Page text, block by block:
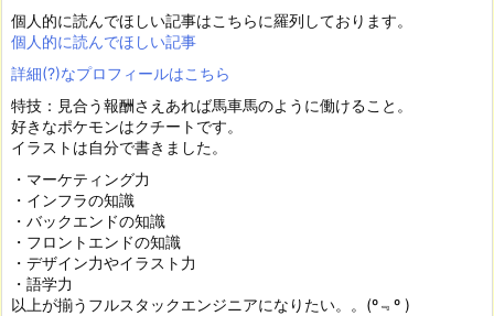
個人的に読んでほしい記事はこちらに羅列しております。
個人的に読んでほしい記事
詳細(?)なプロフィールはこちら
特技：見合う報酬さえあれば馬車馬のように働けること。
好きなポケモンはクチートです。
イラストは自分で書きました。
・マーケティング力
・インフラの知識
・バックエンドの知識
・フロントエンドの知識
・デザイン力やイラスト力
・語学力
以上が揃うフルスタックエンジニアになりたい。。(º﹃º )